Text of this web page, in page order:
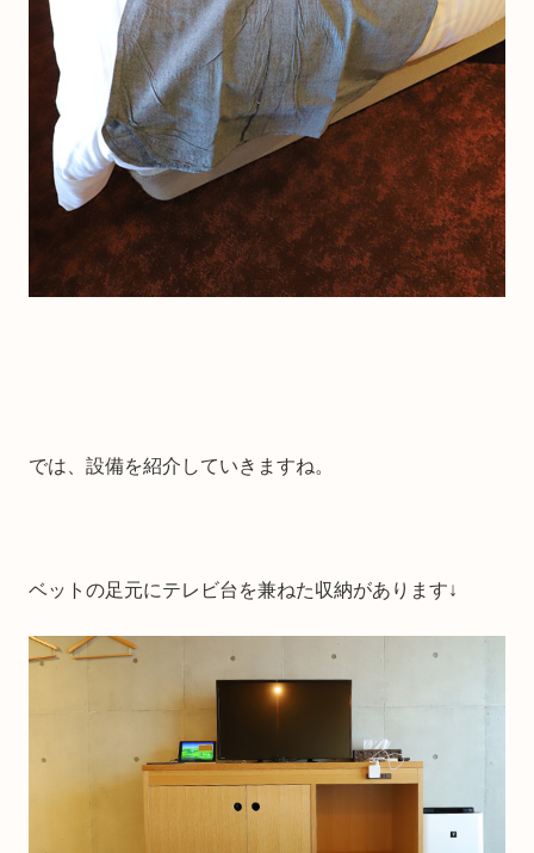
では、設備を紹介していきますね。
ベットの足元にテレビ台を兼ねた収納があります↓